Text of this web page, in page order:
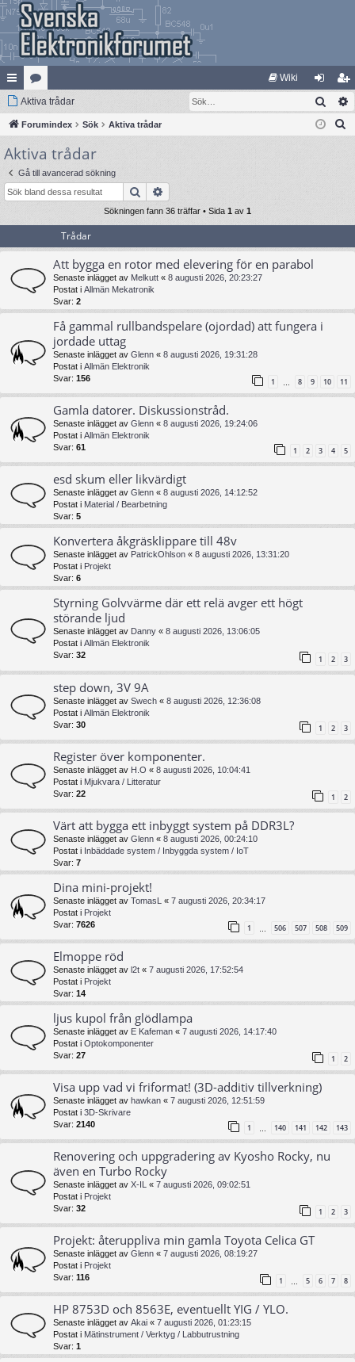
na
bb
lä
nk
ar
at
eg
ori
er
Wiki
og
ga
li
m
Aktiva trådar Sök
Forumindex Sök Aktiva trådar
Aktiva trådar
Gå till avancerad sökning
Sök
Sökningen fann 36 träffar • Sida 1 av 1
Trådar
Att bygga en rotor med elevering för en parabol
Senaste inlägget av Melkutt « 8 augusti 2026, 20:23:27
Postat i Allmän Mekatronik
Svar: 2
Få gammal rullbandspelare (ojordad) att fungera i
jordade uttag
Senaste inlägget av Glenn « 8 augusti 2026, 19:31:28
Postat i Allmän Elektronik
Svar: 156 1 … 8 9 10 11
Gamla datorer. Diskussionstråd.
Senaste inlägget av Glenn « 8 augusti 2026, 19:24:06
Postat i Allmän Elektronik
Svar: 61 1 2 3 4 5
esd skum eller likvärdigt
Senaste inlägget av Glenn « 8 augusti 2026, 14:12:52
Postat i Material / Bearbetning
Svar: 5
Konvertera åkgräsklippare till 48v
Senaste inlägget av PatrickOhlson « 8 augusti 2026, 13:31:20
Postat i Projekt
Svar: 6
Styrning Golvvärme där ett relä avger ett högt
störande ljud
Senaste inlägget av Danny « 8 augusti 2026, 13:06:05
Postat i Allmän Elektronik
Svar: 32 1 2 3
step down, 3V 9A
Senaste inlägget av Swech « 8 augusti 2026, 12:36:08
Postat i Allmän Elektronik
Svar: 30 1 2 3
Register över komponenter.
Senaste inlägget av H.O « 8 augusti 2026, 10:04:41
Postat i Mjukvara / Litteratur
Svar: 22 1 2
Värt att bygga ett inbyggt system på DDR3L?
Senaste inlägget av Glenn « 8 augusti 2026, 00:24:10
Postat i Inbäddade system / Inbyggda system / IoT
Svar: 7
Dina mini-projekt!
Senaste inlägget av TomasL « 7 augusti 2026, 20:34:17
Postat i Projekt
Svar: 7626 1 506 507 508 509
Elmoppe röd
Senaste inlägget av l2t « 7 augusti 2026, 17:52:54
Postat i Projekt
Svar: 14
ljus kupol från glödlampa
Senaste inlägget av E Kafeman « 7 augusti 2026, 14:17:40
Postat i Optokomponenter
Svar: 27 1 2
Visa upp vad vi friformat! (3D-additiv tillverkning)
Senaste inlägget av hawkan « 7 augusti 2026, 12:51:59
Postat i 3D-Skrivare
Svar: 2140 1 … 140 141 142 143
Renovering och uppgradering av Kyosho Rocky, nu
även en Turbo Rocky
Senaste inlägget av X-IL « 7 augusti 2026, 09:02:51
Postat i Projekt
Svar: 32 1 2 3
Projekt: återuppliva min gamla Toyota Celica GT
Senaste inlägget av Glenn « 7 augusti 2026, 08:19:27
Postat i Projekt
Svar: 116 1 … 5 6 7 8
HP 8753D och 8563E, eventuellt YIG / YLO.
Senaste inlägget av Akai « 7 augusti 2026, 01:23:15
Postat i Mätinstrument / Verktyg / Labbutrustning
Svar: 1